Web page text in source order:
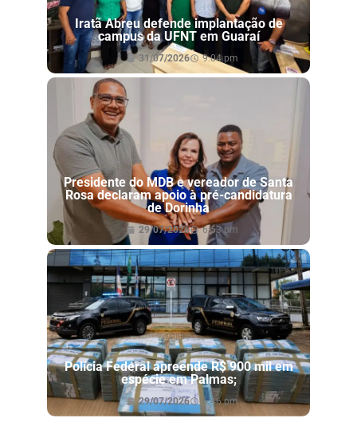
Iratã Abreu defende implantação de
campus da UFNT em Guaraí
31/07/2026 9:04 pm
Presidente do MDB e vereador de Santa
Rosa declaram apoio à pré-candidatura
de Dorinha
29/07/2026 6:53 pm
Polícia Federal apreende R$ 900 mil em
espécie em Palmas;
29/07/2026 6:46 pm